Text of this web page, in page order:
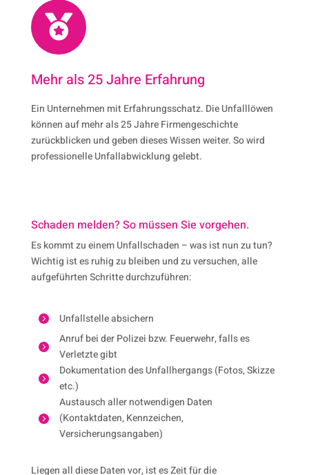

Mehr als 25 Jahre Erfahrung
Ein Unternehmen mit Erfahrungsschatz. Die Unfalllöwen
können auf mehr als 25 Jahre Firmengeschichte
zurückblicken und geben dieses Wissen weiter. So wird
professionelle Unfallabwicklung gelebt.
Schaden melden? So müssen Sie vorgehen.
Es kommt zu einem Unfallschaden – was ist nun zu tun?
Wichtig ist es ruhig zu bleiben und zu versuchen, alle
aufgeführten Schritte durchzuführen:
 Unfallstelle absichern

Anruf bei der Polizei bzw. Feuerwehr, falls es
Verletzte gibt

Dokumentation des Unfallhergangs (Fotos, Skizze
etc.)

Austausch aller notwendigen Daten
(Kontaktdaten, Kennzeichen,
Versicherungsangaben)
Liegen all diese Daten vor, ist es Zeit für die